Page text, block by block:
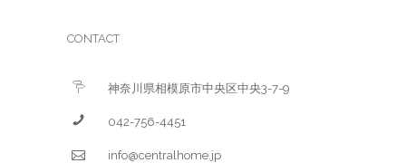
CONTACT
神奈川県相模原市中央区中央3-7-9
042-756-4451
info@centralhome.jp